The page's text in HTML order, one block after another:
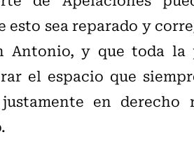
sea reparado y
Antonio, y que toda
el espacio que
en derecho